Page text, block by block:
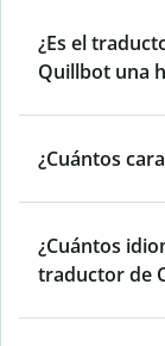
¿Es el
Quillbot una
¿Cuántos
¿Cuántos
traductor de